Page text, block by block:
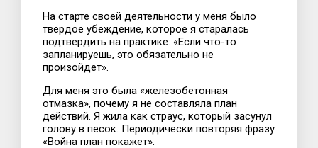
На старте своей деятельности у меня было
твердое убеждение, которое я старалась
подтвердить на практике: «Если что-то
запланируешь, это обязательно не
произойдет».
Для меня это была «железобетонная
отмазка», почему я не составляла план
действий. Я жила как страус, который засунул
голову в песок. Периодически повторяя фразу
«Война план покажет».